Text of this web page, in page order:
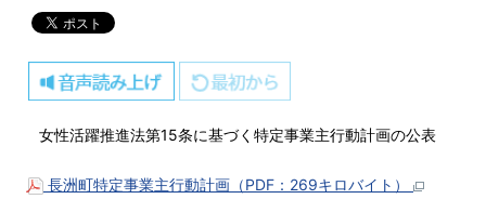
女性活躍推進法第15条に基づく特定事業主行動計画の公表
長洲町特定事業主行動計画（PDF：269キロバイト）